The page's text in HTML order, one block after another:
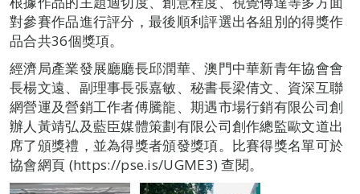
對參賽作品進行評分，最後順利評選出各組別的得獎作
品合共36個獎項。
經濟局產業發展廳廳長邱潤華、澳門中華新青年協會會
長楊文遠、副理事長張嘉敏、秘書長梁倩文、資深互聯
網營運及營銷工作者傅騰龍、期遇市場行銷有限公司創
辦人黃靖弘及藍臣媒體策劃有限公司創作總監歐文道出
席了頒獎禮，並為得獎者頒發獎項。比賽得獎名單可於
協會網頁 (https://pse.is/UGME3) 查閱。